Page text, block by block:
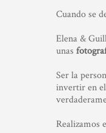
Cuando se
Elena &
unas
Ser la
invertir en
Realizamos